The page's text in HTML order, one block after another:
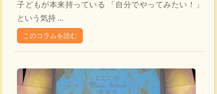
子どもが本来持っている 「自分でやってみたい！」
という気持 ...
このコラムを読む